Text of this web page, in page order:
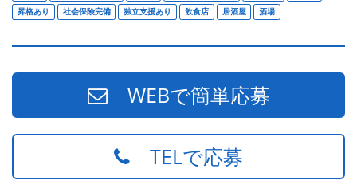
昇格あり
社会保険完備 独立支援あり 飲食店 居酒屋 酒場
WEBで簡単応募
TELで応募